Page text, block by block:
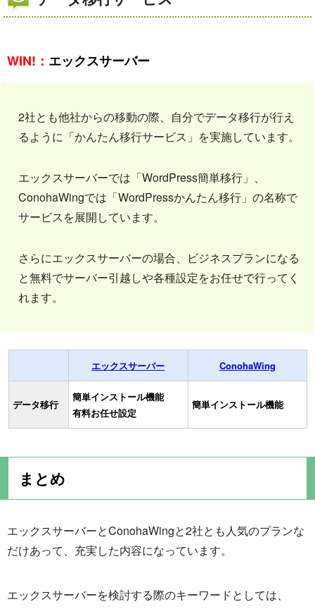
WIN!： エックスサーバー
2社とも他社からの移動の際、自分でデータ移行が行え
るように「かんたん移行サービス」を実施しています。
エックスサーバーでは「WordPress簡単移行」、
ConohaWingでは「WordPressかんたん移行」の名称で
サービスを展開しています。
さらにエックスサーバーの場合、ビジネスプランになる
と無料でサーバー引越しや各種設定をお任せで行ってく
れます。
エックスサーバー ConohaWing
データ移行
簡単インストール機能
有料お任せ設定
簡単インストール機能
まとめ
エックスサーバーとConohaWingと2社とも人気のプランな
だけあって、充実した内容になっています。
エックスサーバーを検討する際のキーワードとしては、